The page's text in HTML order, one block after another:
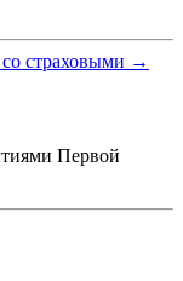
страховыми →
Первой